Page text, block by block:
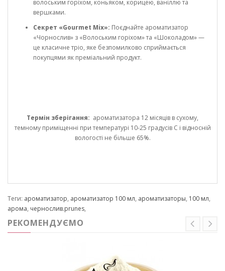
волоським горіхом, коньяком, корицею, ваніллю та
вершками.
Секрет «Gourmet Mix»: Поєднайте ароматизатор
«Чорнослив» з «Волоським горіхом» та «Шоколадом» —
це класичне тріо, яке безпомилково сприймається
покупцями як преміальний продукт.
Термін зберігання: ароматизатора 12 місяців в сухому,
темному приміщенні при температурі 10-25 градусів С і відносній
вологості не більше 65%.
Теги: ароматизатор, ароматизатор 100 мл, ароматизаторы, 100 мл,
арома, чернослив.prunes,
РЕКОМЕНДУЄМО